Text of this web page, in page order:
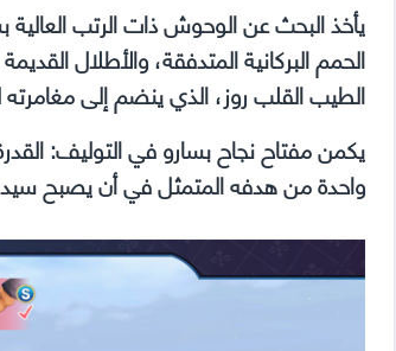
يأخذ البحث عن الوحوش ذات الرتب العالية
الحمم البركانية المتدفقة، والأطلال
الطيب القلب روز، الذي ينضم إلى
يكمن مفتاح نجاح بسارو في التوليف:
واحدة من هدفه المتمثل في أن يصبح